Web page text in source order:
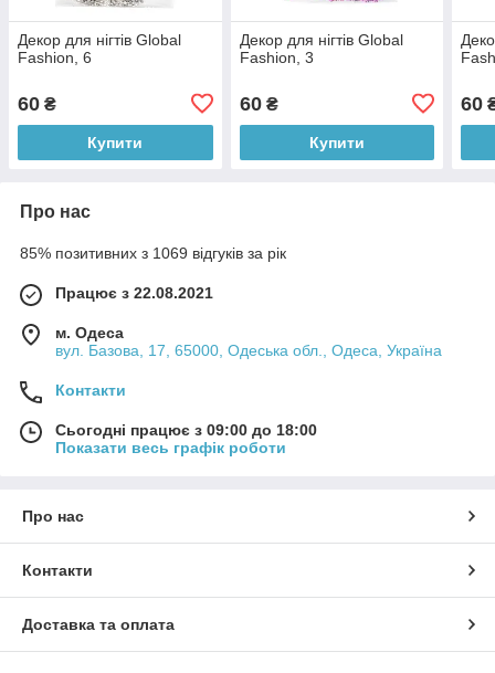
Декор для нігтів Global
Fashion, 6
60 ₴
Купити
Декор для нігтів Global
Fashion, 3
60₴
Купити
60
Про нас
85% позитивних з 1069 відгуків за рік
Працює з 22.08.2021
м. Одеса
вул. Базова, 17, 65000, Одеська обл., Одеса, Україна
Контакти
Сьогодні працює з 09:00 до 18:00
Показати весь графік роботи
Про нас
Контакти
Доставка та оплата